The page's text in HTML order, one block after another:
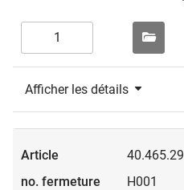
Afficher les détails
40.465.29
H001